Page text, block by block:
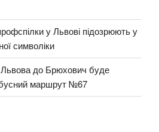
у Львові підозрюють у
символіки
Львова до Брюхович буде
маршрут №67